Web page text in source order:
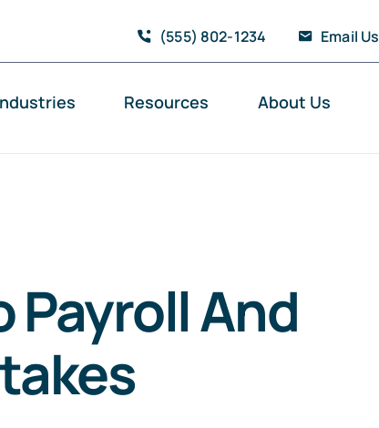
(555) 802-1234 Email Us
Resources About Us
Payroll And